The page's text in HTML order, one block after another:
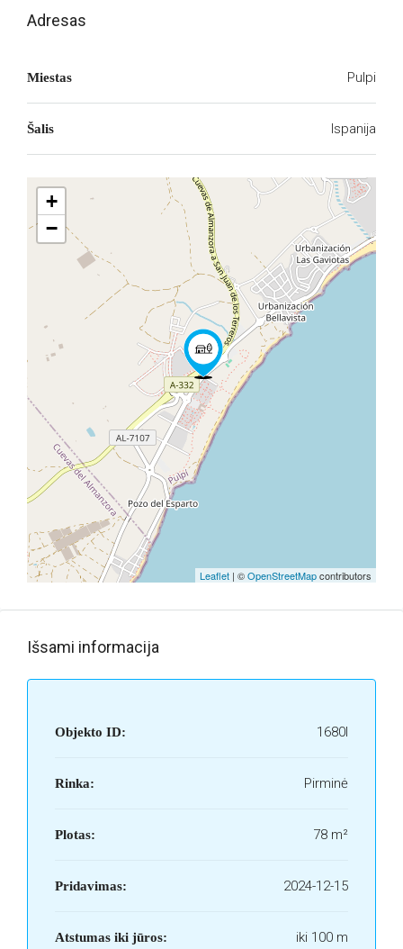
Adresas
Miestas Pulpi
Šalis Ispanija
+
−
Leaflet | ©OpenStreetMapcontributors
Išsami informacija
Objekto ID: 1680I
Rinka: Pirminė
Plotas: 78 m²
Pridavimas: 2024-12-15
Atstumas iki jūros: iki 100 m